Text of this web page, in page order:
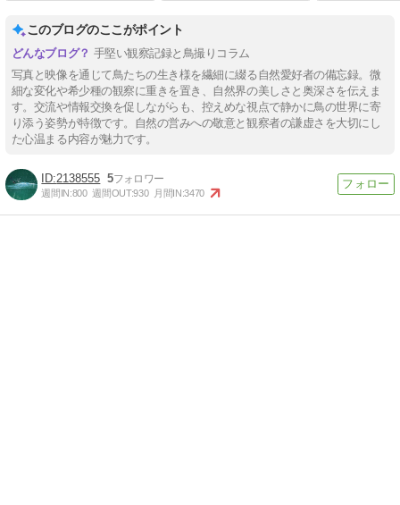
このブログのここがポイント
手堅い観察記録と鳥撮りコラム
写真と映像を通じて鳥たちの生き様を繊細に綴る自然愛好者の備忘録。微
細な変化や希少種の観察に重きを置き、自然界の美しさと奥深さを伝えま
す。交流や情報交換を促しながらも、控えめな視点で静かに鳥の世界に寄
り添う姿勢が特徴です。自然の営みへの敬意と観察者の謙虚さを大切にし
た心温まる内容が魅力です。
2138555 5
週間IN:800 週間OUT:930 月間IN:3470